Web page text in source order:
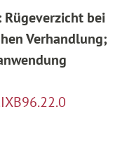
Rügeverzicht bei
Verhandlung;